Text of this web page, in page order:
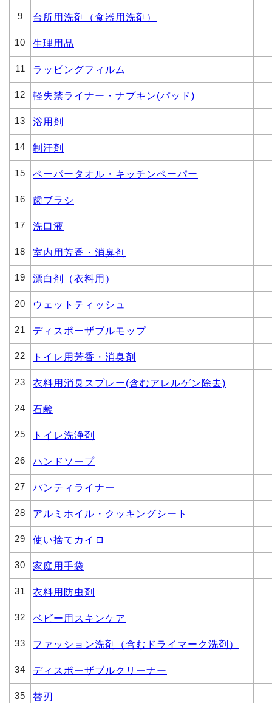
9 台所用洗剤（食器用洗剤）
10 生理用品
11 ラッピングフィルム
12 軽失禁ライナー・ナプキン(パッド)
13 浴用剤
14 制汗剤
15 ペーパータオル・キッチンペーパー
16 歯ブラシ
17 洗口液
18 室内用芳香・消臭剤
19 漂白剤（衣料用）
20 ウェットティッシュ
21 ディスポーザブルモップ
22 トイレ用芳香・消臭剤
23 衣料用消臭スプレー(含むアレルゲン除去)
24 石鹸
25 トイレ洗浄剤
26 ハンドソープ
27 パンティライナー
28 アルミホイル・クッキングシート
29 使い捨てカイロ
30 家庭用手袋
31 衣料用防虫剤
32 ベビー用スキンケア
33 ファッション洗剤（含むドライマーク洗剤）
34 ディスポーザブルクリーナー
35 替刃